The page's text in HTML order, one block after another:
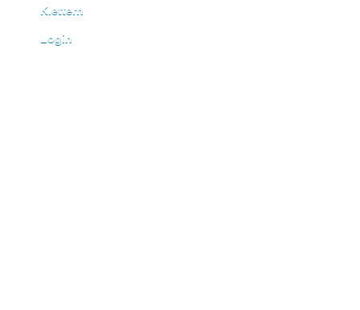
Klettern
Login